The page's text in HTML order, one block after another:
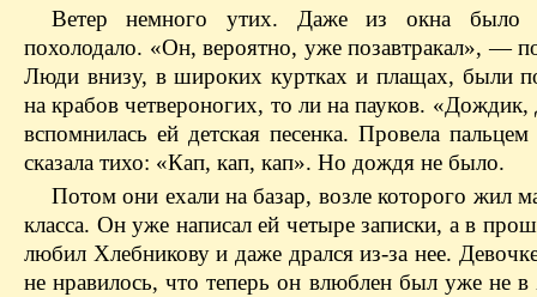
Ветер немного утих. Даже из окна было
похолодало. «Он, вероятно, уже позавтракал», —
Люди внизу, в широких куртках и плащах, были
на крабов четвероногих, то ли на пауков.
вспомнилась ей детская песенка. Провела
сказала тихо: «Кап, кап, кап». Но дождя не было.
Потом они ехали на базар, возле которого жил
класса. Он уже написал ей четыре записки, а в
любил Хлебникову и даже дрался из-за нее.
не нравилось, что теперь он влюблен был уже не в